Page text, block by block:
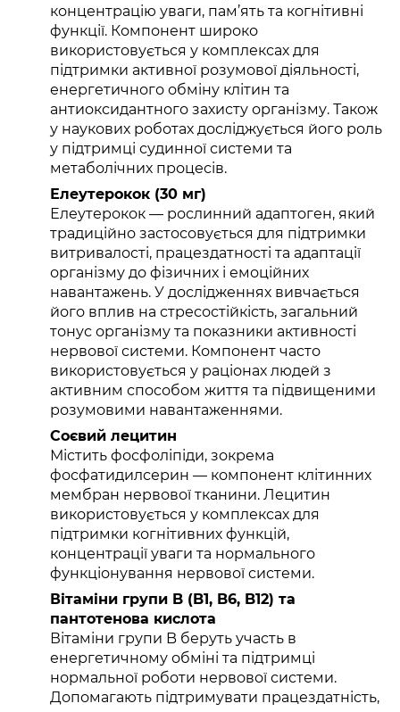
концентрацію уваги, пам’ять та когнітивні
функції. Компонент широко
використовується у комплексах для
підтримки активної розумової діяльності,
енергетичного обміну клітин та
антиоксидантного захисту організму. Також
у наукових роботах досліджується його роль
у підтримці судинної системи та
метаболічних процесів.
Елеутерокок (30 мг)
Елеутерокок — рослинний адаптоген, який
традиційно застосовується для підтримки
витривалості, працездатності та адаптації
організму до фізичних і емоційних
навантажень. У дослідженнях вивчається
його вплив на стресостійкість, загальний
тонус організму та показники активності
нервової системи. Компонент часто
використовується у раціонах людей з
активним способом життя та підвищеними
розумовими навантаженнями.
Соєвий лецитин
Містить фосфоліпіди, зокрема
фосфатидилсерин — компонент клітинних
мембран нервової тканини. Лецитин
використовується у комплексах для
підтримки когнітивних функцій,
концентрації уваги та нормального
функціонування нервової системи.
Вітаміни групи B (B1, B6, B12) та
пантотенова кислота
Вітаміни групи B беруть участь в
енергетичному обміні та підтримці
нормальної роботи нервової системи.
Допомагають підтримувати працездатність,